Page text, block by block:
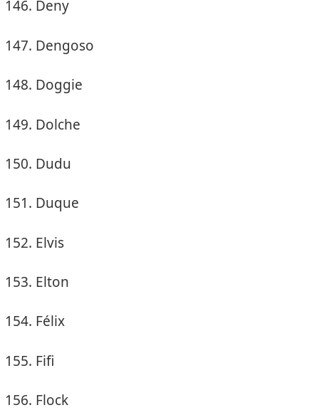
Deny
Dengoso
Doggie
Dolche
Dudu
Duque
Elvis
Elton
Félix
Fifi
Flock